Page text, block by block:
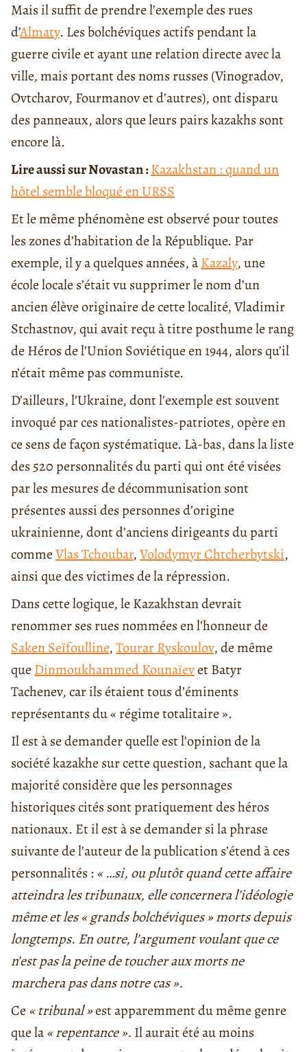
Mais il suffit de prendre l’exemple des rues
d’Almaty. Les bolchéviques actifs pendant la
guerre civile et ayant une relation directe avec la
ville, mais portant des noms russes (Vinogradov,
Ovtcharov, Fourmanov et d’autres), ont disparu
des panneaux, alors que leurs pairs kazakhs sont
encore là.
Lire aussi sur Novastan :Kazakhstan : quand un
hôtel semble bloqué en URSS
Et le même phénomène est observé pour toutes
les zones d’habitation de la République. Par
exemple, il y a quelques années, àKazaly, une
école locale s’était vu supprimer le nom d’un
ancien élève originaire de cette localité, Vladimir
Stchastnov, qui avait reçu à titre posthume le rang
de Héros de l’Union Soviétique en 1944, alors qu’il
n’était même pas communiste.
D’ailleurs, l’Ukraine, dont l’exemple est souvent
invoqué par ces nationalistes-patriotes, opère en
ce sens de façon systématique. Là-bas, dans la liste
des 520 personnalités du parti qui ont été visées
par les mesures de décommunisation sont
présentes aussi des personnes d’origine
ukrainienne, dont d’anciens dirigeants du parti
commeVlas Tchoubar,Volodymyr Chtcherbytski,
ainsi que des victimes de la répression.
Dans cette logique, le Kazakhstan devrait
renommer ses rues nommées en l’honneur de
Saken Seïfoulline,Tourar Ryskoulov, de même
que Dinmoukhammed Kounaïevet Batyr
Tachenev, car ils étaient tous d’éminents
représentants du « régime totalitaire ».
Il est à se demander quelle est l’opinion de la
société kazakhe sur cette question, sachant que la
majorité considère que les personnages
historiques cités sont pratiquement des héros
nationaux. Et il est à se demander si la phrase
suivante de l’auteur de la publication s’étend à ces
personnalités : « …si, ou plutôt quand cette affaire
atteindra les tribunaux, elle concernera l’idéologie
même et les « grands bolchéviques » morts depuis
longtemps. En outre, l’argument voulant que ce
n’est pas la peine de toucher aux morts ne
marchera pas dans notre cas ».
Ce « tribunal »est apparemment du même genre
que la« repentance ». Il aurait été au moins